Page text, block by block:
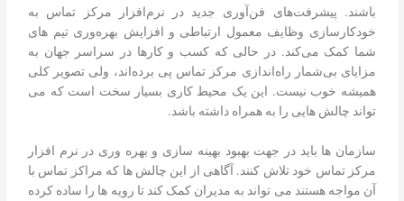
باشند. پیشرفت‌های فن‌آوری جدید در نرم‌افزار مرکز تماس به
خودکارسازی وظایف معمول ارتباطی و افزایش بهره‌وری تیم های
شما کمک می‌کند. در حالی که کسب و کارها در سراسر جهان به
مزایای بی‌شمار راه‌اندازی مرکز تماس پی برده‌اند، ولی تصویر کلی
همیشه خوب نیست. این یک محیط کاری بسیار سخت است که می
تواند چالش هایی را به همراه داشته باشد.
سازمان ها باید در جهت بهبود بهینه سازی و بهره وری در نرم افزار
مرکز تماس خود تلاش کنند. آگاهی از این چالش ها که مراکز تماس با
آن مواجه هستند می تواند به مدیران کمک کند تا رویه ها را ساده کرده